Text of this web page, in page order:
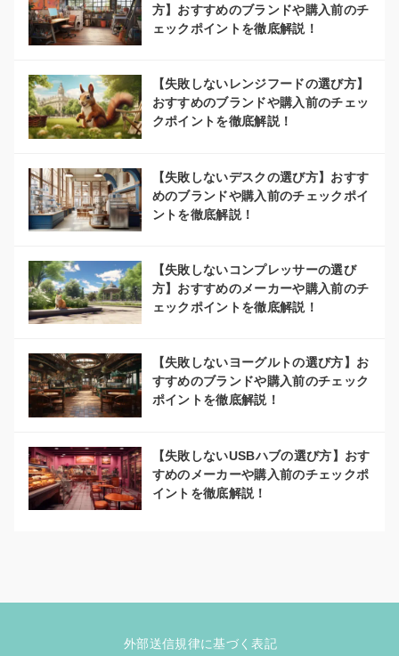
方】おすすめのブランドや購入前のチ
ェックポイントを徹底解説！
【失敗しないレンジフードの選び方】
おすすめのブランドや購入前のチェッ
クポイントを徹底解説！
【失敗しないデスクの選び方】おすす
めのブランドや購入前のチェックポイ
ントを徹底解説！
【失敗しないコンプレッサーの選び
方】おすすめのメーカーや購入前のチ
ェックポイントを徹底解説！
【失敗しないヨーグルトの選び方】お
すすめのブランドや購入前のチェック
ポイントを徹底解説！
【失敗しないUSBハブの選び方】おす
すめのメーカーや購入前のチェックポ
イントを徹底解説！
外部送信規律に基づく表記